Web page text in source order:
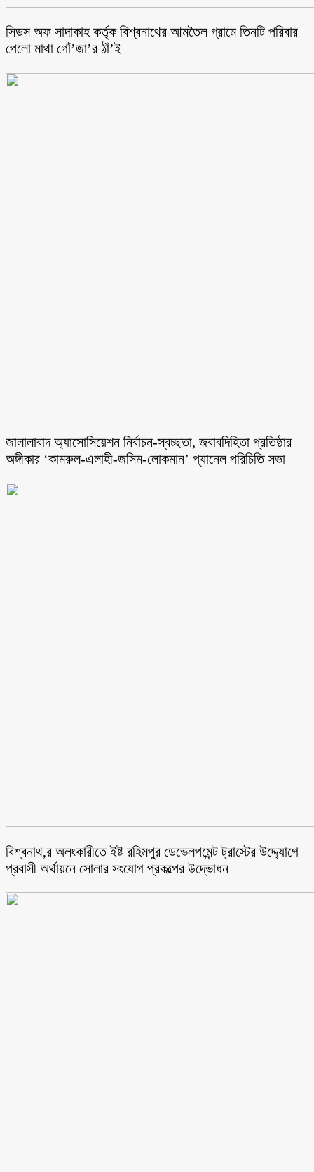
সিডস অফ সাদাকাহ কর্তৃক বিশ্বনাথের আমতৈল গ্রামে তিনটি পরিবার
পেলো মাথা গোঁ’জা’র ঠাঁ’ই
জালালাবাদ অ্যাসোসিয়েশন নির্বাচন-স্বচ্ছতা, জবাবদিহিতা প্রতিষ্ঠার
অঙ্গীকার ‘কামরুল-এলাহী-জসিম-লোকমান’ প্যানেল পরিচিতি সভা
বিশ্বনাথ,র অলংকারীতে ইষ্ট রহিমপুর ডেভেলপমেন্ট ট্রাস্টের উদ্দ্যোগে
প্রবাসী অর্থায়নে সোলার সংযোগ প্রকল্পের উদ্ভোধন